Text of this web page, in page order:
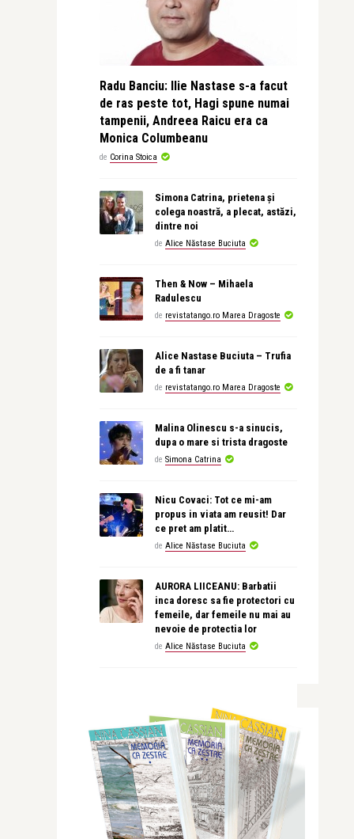
Radu Banciu: Ilie Nastase s-a facut
de ras peste tot, Hagi spune numai
tampenii, Andreea Raicu era ca
Monica Columbeanu
de Corina Stoica
Simona Catrina, prietena și
colega noastră, a plecat, astăzi,
dintre noi
de Alice Năstase Buciuta
Then & Now – Mihaela
Radulescu
de revistatango.ro Marea Dragoste
Alice Nastase Buciuta – Trufia
de a fi tanar
de revistatango.ro Marea Dragoste
Malina Olinescu s-a sinucis,
dupa o mare si trista dragoste
de Simona Catrina
Nicu Covaci: Tot ce mi-am
propus in viata am reusit! Dar
ce pret am platit…
de Alice Năstase Buciuta
AURORA LIICEANU: Barbatii
inca doresc sa fie protectori cu
femeile, dar femeile nu mai au
nevoie de protectia lor
de Alice Năstase Buciuta